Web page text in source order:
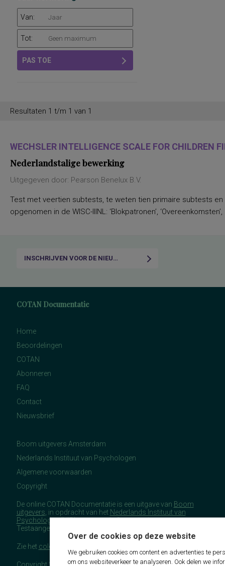
Over de cookies op deze website
We gebruiken cookies om content en advertenties te
om ons websiteverkeer te analyseren. Ook delen we
Van:
Tot:
PAS TOE
Resultaten 1 t/m 1 van 1
WECHSLER INTELLIGENCE SCALE FOR CHILDREN
Nederlandstalige bewerking
Uitgegeven door: Pearson Benelux B.V.
Test met veertien subtests, te weten tien primaire subtests
opgenomen in de WISC-IIINL: ‘Blokpatronen’,
INSCHRIJVEN VOOR DE NIEUWSBRIEF
COTAN Documentatie
Home
Beoordelingen
COTAN
Abonneren
FAQ
Contact
Nieuwsbrief
Boom uitgevers Amsterdam
Nederlands Instituut van Psychologen
Algemene voorwaarden
Copyright
De online COTAN Documentatie is een uitgave van Boom
uitgevers , in opdracht van het Nederlands Instituut van
Psychologen(NIP), namens de Commissie
Testaangelegenheden Nederland (COTAN).
Zie het colofon
Copyright 2026 - COTAN Documentatie